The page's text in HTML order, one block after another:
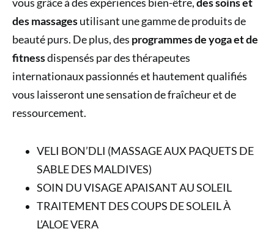
vous grâce à des expériences bien-être,des soins et
des massagesutilisant une gamme de produits de
beauté purs. De plus, des programmes de yoga et de
fitnessdispensés par des thérapeutes
internationaux passionnés et hautement qualifiés
vous laisseront une sensation de fraîcheur et de
ressourcement.
VELI BON’DLI (MASSAGE AUX PAQUETS DE
SABLE DES MALDIVES)
SOIN DU VISAGE APAISANT AU SOLEIL
TRAITEMENT DES COUPS DE SOLEIL À
L’ALOE VERA